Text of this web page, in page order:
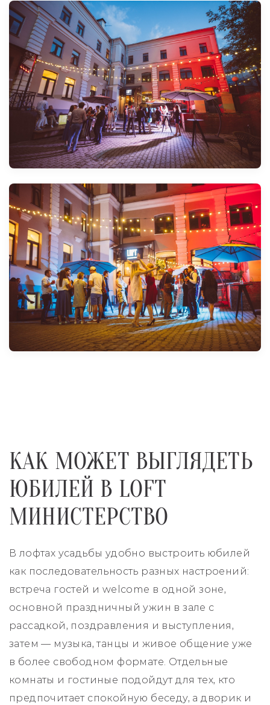
КАК МОЖЕТ ВЫГЛЯДЕТЬ
ЮБИЛЕЙ В LOFT
МИНИСТЕРСТВО
В лофтах усадьбы удобно выстроить юбилей
как последовательность разных настроений:
встреча гостей и welcome в одной зоне,
основной праздничный ужин в зале с
рассадкой, поздравления и выступления,
затем — музыка, танцы и живое общение уже
в более свободном формате. Отдельные
комнаты и гостиные подойдут для тех, кто
предпочитает спокойную беседу, а дворик и